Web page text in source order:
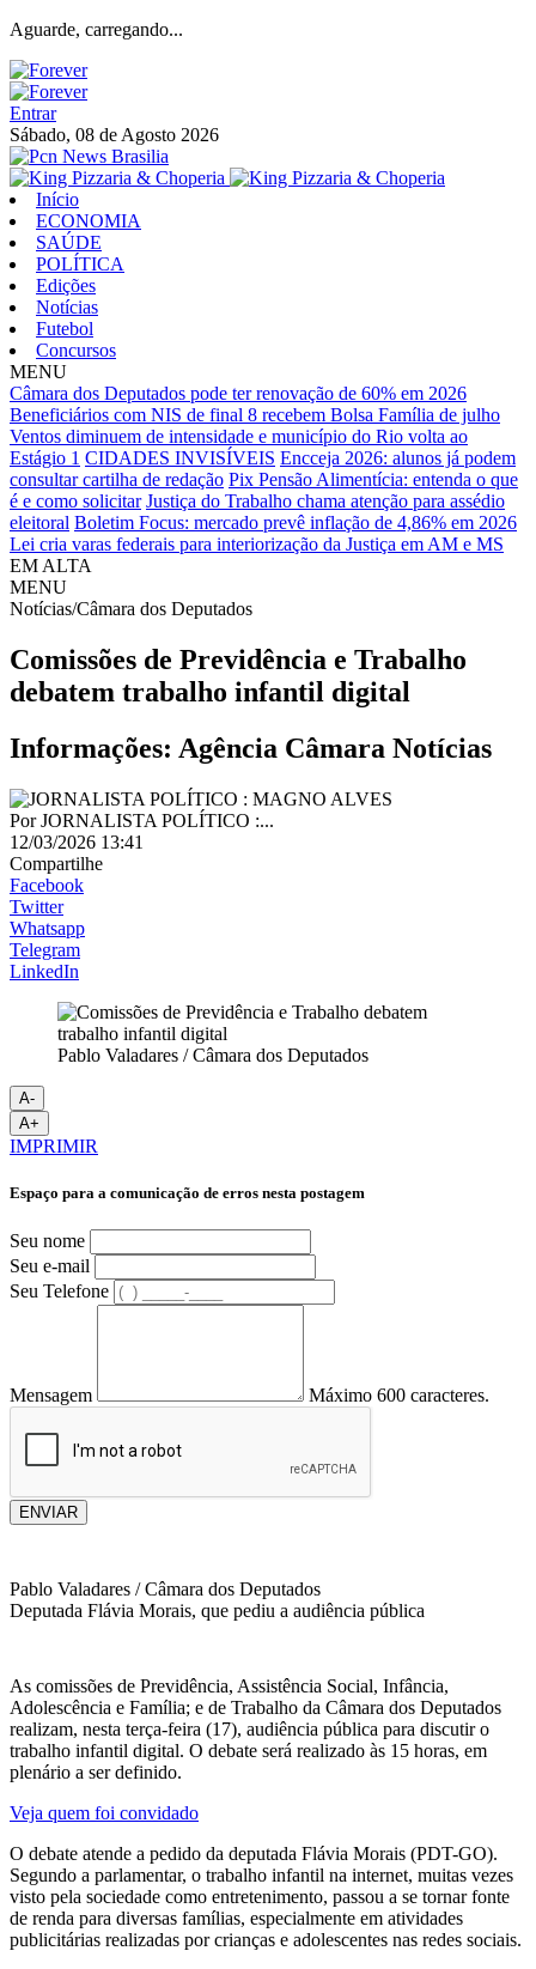
Aguarde, carregando...
Entrar
Sábado, 08 de Agosto 2026
Início
ECONOMIA
SAÚDE
POLÍTICA
Edições
Notícias
Futebol
Concursos
MENU
Câmara dos Deputados pode ter renovação de 60% em 2026
Beneficiários com NIS de final 8 recebem Bolsa Família de julho
Ventos diminuem de intensidade e município do Rio volta ao
Estágio 1 CIDADES INVISÍVEIS Encceja 2026: alunos já podem
consultar cartilha de redação Pix Pensão Alimentícia: entenda o que
é e como solicitar Justiça do Trabalho chama atenção para assédio
eleitoral Boletim Focus: mercado prevê inflação de 4,86% em 2026
Lei cria varas federais para interiorização da Justiça em AM e MS
EM ALTA
MENU
Notícias/Câmara dos Deputados
Comissões de Previdência e Trabalho
debatem trabalho infantil digital
Informações: Agência Câmara Notícias
PorJORNALISTA POLÍTICO :...
12/03/2026 13:41
Compartilhe
Facebook
Twitter
Whatsapp
Telegram
LinkedIn
Pablo Valadares / Câmara dos Deputados
A-
A+
IMPRIMIR
Espaço para a comunicação de erros nesta postagem
Seu nome
Seu e-mail
Seu Telefone
Mensagem Máximo 600 caracteres.
ENVIAR
Pablo Valadares / Câmara dos Deputados
Deputada Flávia Morais, que pediu a audiência pública
As comissões de Previdência, Assistência Social, Infância,
Adolescência e Família; e de Trabalho da Câmara dos Deputados
realizam, nesta terça-feira (17), audiência pública para discutir o
trabalho infantil digital. O debate será realizado às 15 horas, em
plenário a ser definido.
Veja quem foi convidado
O debate atende a pedido da deputada Flávia Morais (PDT-GO).
Segundo a parlamentar, o trabalho infantil na internet, muitas vezes
visto pela sociedade como entretenimento, passou a se tornar fonte
de renda para diversas famílias, especialmente em atividades
publicitárias realizadas por crianças e adolescentes nas redes sociais.